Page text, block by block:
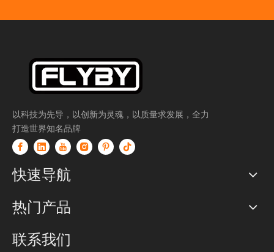
以科技为先导，以创新为灵魂，以质量求发展，全力
打造世界知名品牌
快速导航
热门产品
联系我们